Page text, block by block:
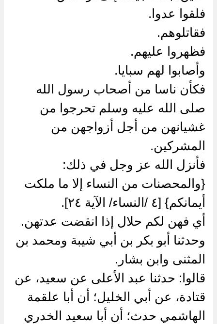
فلقوا عدوا.
فقاتلوهم.
فظهروا عليهم.
وأصابوا لهم سبايا.
فكأن ناسا من أصحاب رسول الله
صلى الله عليه وسلم تحرجوا من
غشيانهن من أجل أزواجهن من
المشركين.
فأنزل الله عز وجل في ذلك:
{والمحصنات من النساء إلا ما ملكت
أيمانكم} [٤ /النساء/ الآية ٢٤].
أي فهن لكم حلال إذا انقضت عدتهن.
وحدثنا أبو بكر بن أبي شيبة ومحمد بن
المثنى وابن بشار.
قالوا: حدثنا عبد الأعلى عن سعيد، عن
قتادة، عن أبي الخليل؛ أن أبا علقمة
الهاشمي حدث؛ أن أبا سعيد الخدري